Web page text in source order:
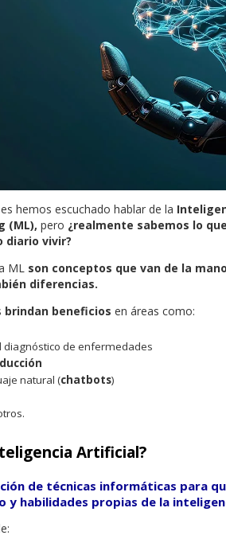
hemos escuchado hablar de la
(ML), pero ¿realmente sabemos lo
diario vivir?
ML son conceptos que van de la
diferencias.
brindan beneficios en áreas como:
diagnóstico de enfermedades
natural (chatbots)
Artificial?
de técnicas informáticas para
y habilidades propias de la